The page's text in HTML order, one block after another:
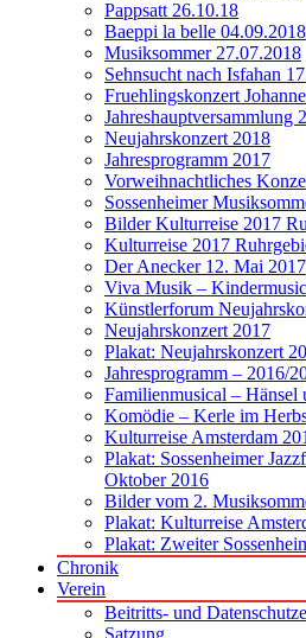
Pappsatt 26.10.18
Baeppi la belle 04.09.2018
Musiksommer 27.07.2018
Sehnsucht nach Isfahan
Fruehlingskonzert
Jahreshauptversammlung
Neujahrskonzert 2018
Jahresprogramm 2017
Vorweihnachtliches
Sossenheimer
Bilder Kulturreise 2017
Kulturreise 2017
Der Anecker 12. Mai 2017
Viva Musik –
Künstlerforum
Neujahrskonzert 2017
Plakat: Neujahrskonzert
Jahresprogramm – 2016/
Familienmusical – Hänsel
Komödie – Kerle im
Kulturreise Amsterdam
Plakat: Sossenheimer
Oktober 2016
Bilder vom 2.
Plakat: Kulturreise
Plakat: Zweiter
Chronik
Verein
Beitritts- und
Satzung